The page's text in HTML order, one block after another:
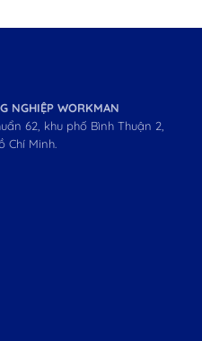
NGHIỆP WORKMAN
62, khu phố Bình Thuận 2,
Chí Minh.